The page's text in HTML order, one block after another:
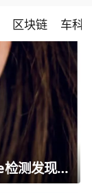
区块链 车科
81款主流耳机全军覆没：ToxFree检测发现均含对人体有害化学物质